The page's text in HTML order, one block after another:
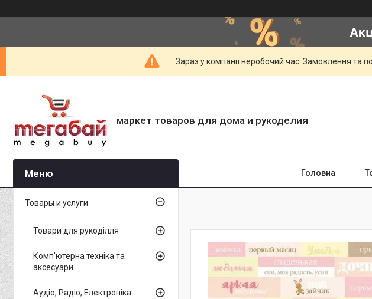
Зараз у компанії неробочий час. Замовлення та
маркет товаров для дома и рукоделия
Головна
Товары и услуги
Товари для рукоділля
Комп'ютерна техніка та
аксесуари
Аудіо, Радіо, Електроніка